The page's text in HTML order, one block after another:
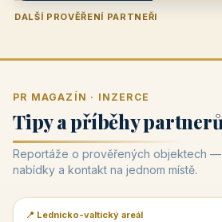
DALŠÍ PROVĚŘENÍ PARTNEŘI
Penzion U Zámku Pension Faber
PR MAGAZÍN · INZERCE
Tipy a příběhy partnerů
Reportáže o prověřených objektech —
nabídky a kontakt na jednom místě.
📰 PR článek
📍 Lednicko-valtický areál